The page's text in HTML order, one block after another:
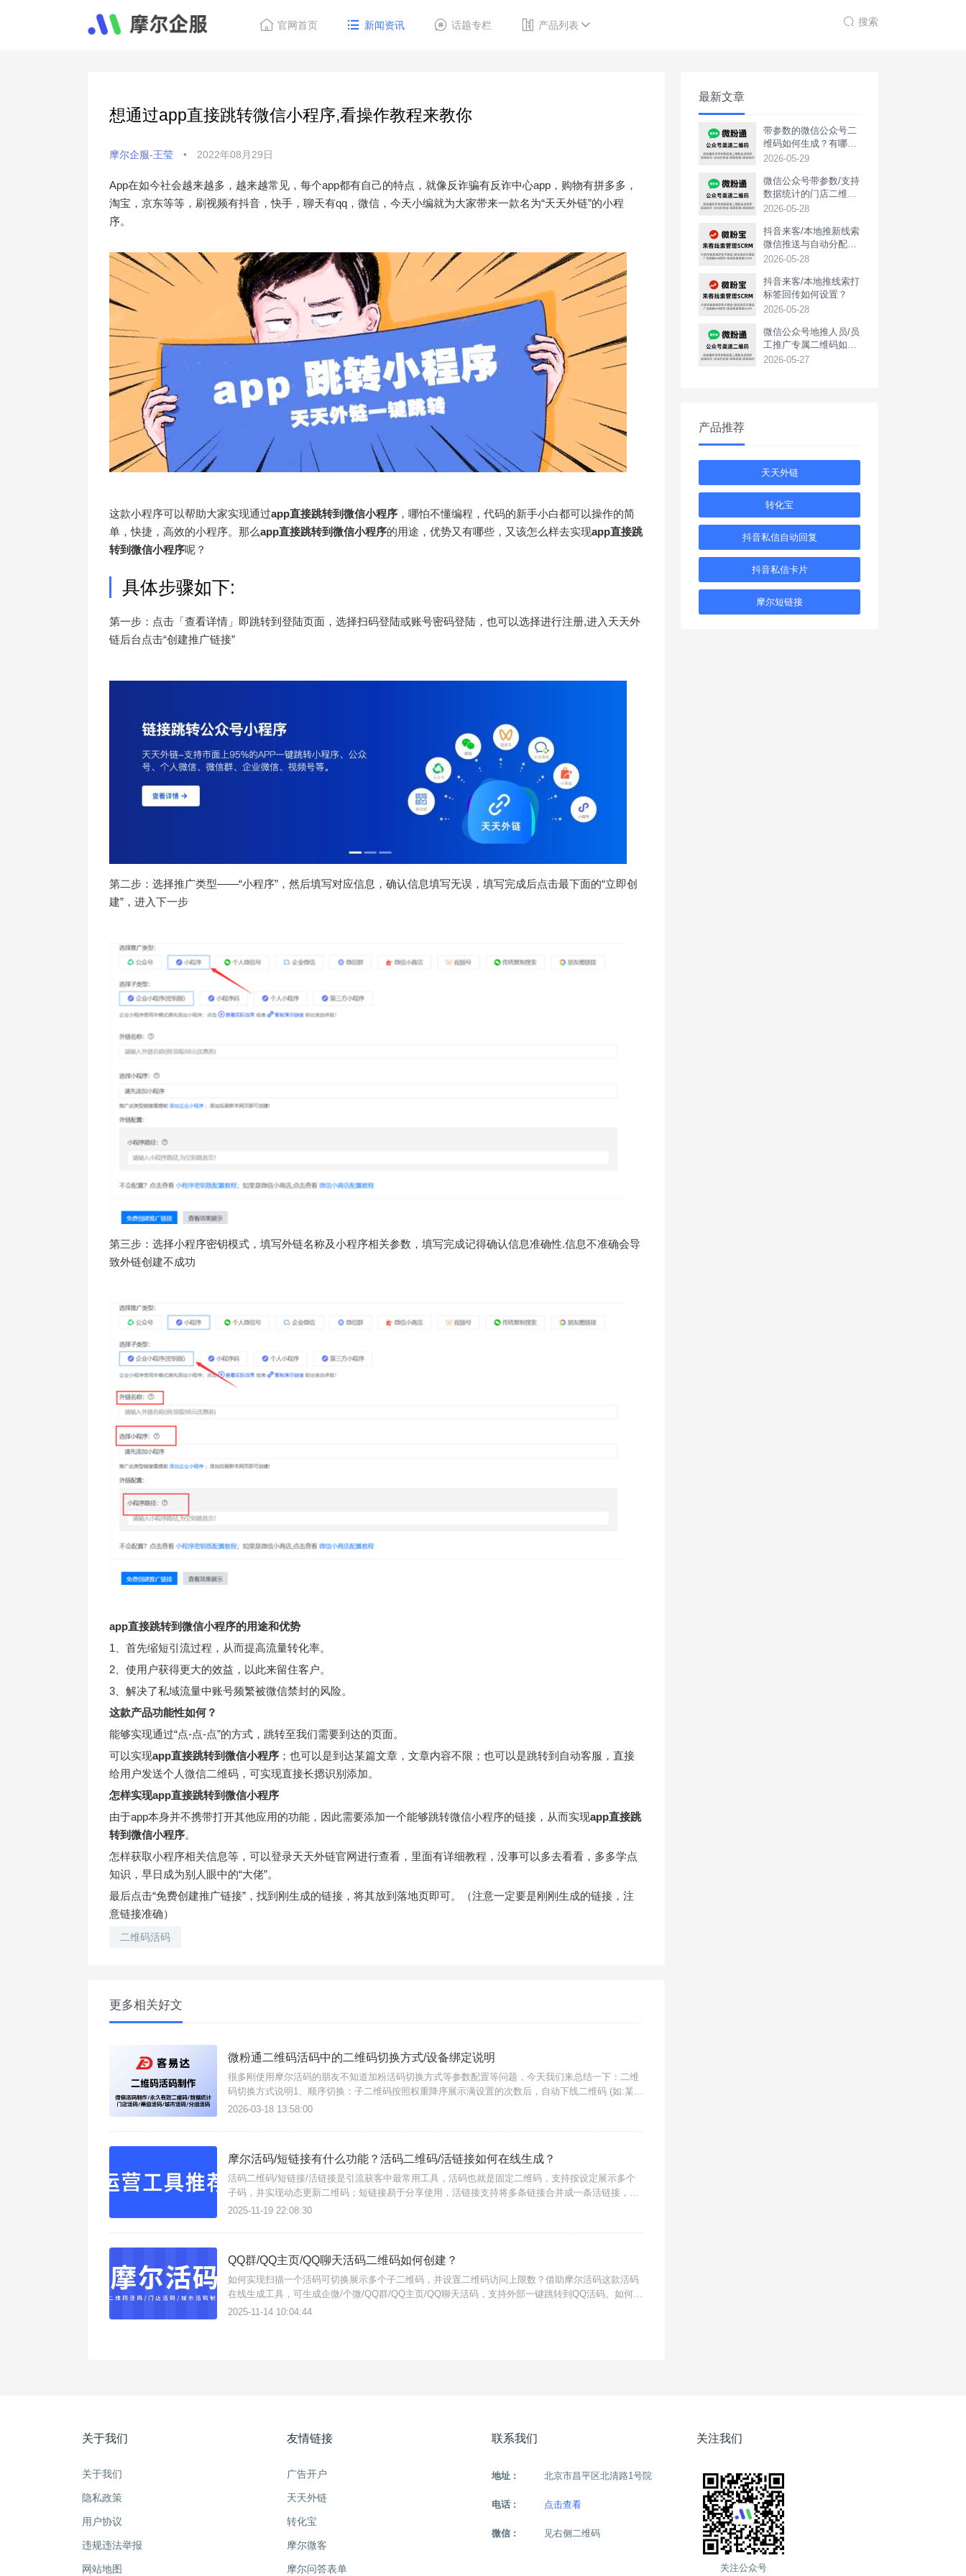
官网首页 新闻资讯 话题专栏 产品列表 搜索
想通过app直接跳转微信小程序,看操作教程来教你
摩尔企服-王莹 • 2022年08月29日
App在如今社会越来越多，越来越常见，每个app都有自己的特点，就像反诈骗有反诈中心app，购物有拼多多，
淘宝，京东等等，刷视频有抖音，快手，聊天有qq，微信，今天小编就为大家带来一款名为“天天外链”的小程
序。
这款小程序可以帮助大家实现通过app直接跳转到微信小程序 ，哪怕不懂编程，代码的新手小白都可以操作的简
单，快捷，高效的小程序。那么app直接跳转到微信小程序的用途，优势又有哪些，又该怎么样去实现app直接跳
转到微信小程序呢？
具体步骤如下:
第一步：点击「查看详情」即跳转到登陆页面，选择扫码登陆或账号密码登陆，也可以选择进行注册,进入天天外
链后台点击“创建推广链接”
第二步：选择推广类型——“小程序”，然后填写对应信息，确认信息填写无误，填写完成后点击最下面的“立即创
建”，进入下一步
第三步：选择小程序密钥模式，填写外链名称及小程序相关参数，填写完成记得确认信息准确性.信息不准确会导
致外链创建不成功
app直接跳转到微信小程序的用途和优势
1、首先缩短引流过程，从而提高流量转化率。
2、使用户获得更大的效益，以此来留住客户。
3、解决了私域流量中账号频繁被微信禁封的风险。
这款产品功能性如何？
能够实现通过“点-点-点”的方式，跳转至我们需要到达的页面。
可以实现app直接跳转到微信小程序 ；也可以是到达某篇文章，文章内容不限；也可以是跳转到自动客服，直接
给用户发送个人微信二维码，可实现直接长摁识别添加。
怎样实现app直接跳转到微信小程序
由于app本身并不携带打开其他应用的功能，因此需要添加一个能够跳转微信小程序的链接，从而实现app直接跳
转到微信小程序。
怎样获取小程序相关信息等，可以登录天天外链官网进行查看，里面有详细教程，没事可以多去看看，多多学点
知识，早日成为别人眼中的“大佬”。
最后点击“免费创建推广链接”，找到刚生成的链接，将其放到落地页即可。（注意一定要是刚刚生成的链接，注
意链接准确）
二维码活码
更多相关好文
微粉通二维码活码中的二维码切换方式/设备绑定说明
很多刚使用摩尔活码的朋友不知道加粉活码切换方式等参数配置等问题，今天我们来总结一下：二维
码切换方式说明1、顺序切换：子二维码按照权重降序展示满设置的次数后，自动下线二维码 (如:某客
服加满50人后自动换下一个客服)；2、随机展示：所有可用的子二维码随机展示 (如：所有客服随机
2026-03-18 13:58:00
摩尔活码/短链接有什么功能？活码二维码/活链接如何在线生成？
活码二维码/短链接/活链接是引流获客中最常用工具，活码也就是固定二维码，支持按设定展示多个
子码，并实现动态更新二维码；短链接易于分享使用，活链接支持将多条链接合并成一条活链接，可
实时更改子链接，且支持数据分析统计，这些功能只需进入摩尔活码/短链接这一个工具即可实现。支
2025-11-19 22:08:30
QQ群/QQ主页/QQ聊天活码二维码如何创建？
如何实现扫描一个活码可切换展示多个子二维码，并设置二维码访问上限数？借助摩尔活码这款活码
在线生成工具，可生成企微/个微/QQ群/QQ主页/QQ聊天活码，支持外部一键跳转到QQ活码。如何创
建QQ活码二维码？操作方法如下：1、进入工具官网前往控制台，注册账号获得使用权限；2、配置
2025-11-14 10:04:44
最新文章
带参数的微信公众号二
维码如何生成？有哪些
用途？
2026-05-29
微信公众号带参数/支持
数据统计的门店二维码
如何生成？
2026-05-28
抖音来客/本地推新线索
微信推送与自动分配如
何实现？
2026-05-28
抖音来客/本地推线索打
标签回传如何设置？
2026-05-28
‌微信公众号地推人员/员
工推广专属二维码如何
生成？
2026-05-27
产品推荐
天天外链
转化宝
抖音私信自动回复
抖音私信卡片
摩尔短链接
关于我们
关于我们
隐私政策
用户协议
违规违法举报
网站地图
友情链接
广告开户
天天外链
转化宝
摩尔微客
摩尔问答表单
联系我们
地址 : 北京市昌平区北清路1号院
电话 : 点击查看
微信 : 见右侧二维码
关注我们
关注公众号